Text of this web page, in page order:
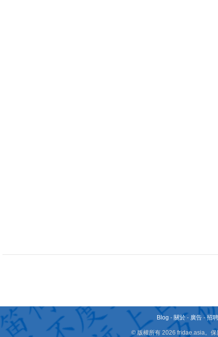
Blog - 關於 - 廣告 -招
© 版權所有 2026 fridae.asia。